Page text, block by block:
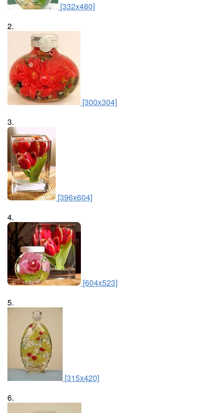
[332x480]
2.
[300x304]
3.
[396x604]
4.
[604x523]
5.
[315x420]
6.